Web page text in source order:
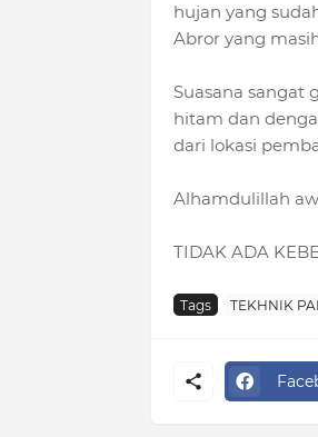
hujan yang
Abror yang
Suasana sangat
hitam dan
dari lokasi
Alhamdulillah
TIDAK ADA
Tags TEKHNIK